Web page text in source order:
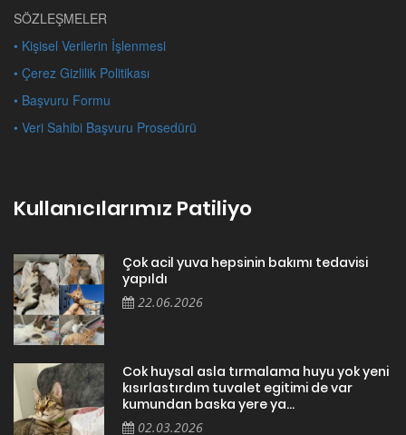
SÖZLEŞMELER
• Kişisel Verilerin İşlenmesi
• Çerez Gizlilik Politikası
• Başvuru Formu
• Veri Sahibi Başvuru Prosedürü
Kullanıcılarımız Patiliyo
Çok acil yuva hepsinin bakımı tedavisi
yapıldı
22.06.2026
Cok huysal asla tırmalama huyu yok yeni
kısırlastırdım tuvalet egitimi de var
kumundan baska yere ya...
02.03.2026